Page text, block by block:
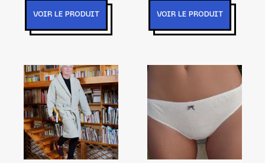
VOIR LE PRODUIT VOIR LE PRODUIT